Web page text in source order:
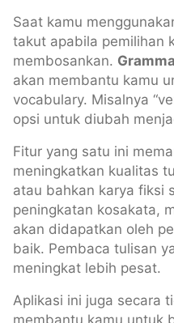
Saat kamu
takut apabila pemilihan
membosankan.
akan membantu kamu
vocabulary. Misalnya
opsi untuk diubah
Fitur yang satu ini
meningkatkan kualitas
atau bahkan karya fiksi
peningkatan kosakata,
akan didapatkan oleh
baik. Pembaca tulisan
meningkat lebih pesat.
Aplikasi ini juga secara
membantu kamu untuk